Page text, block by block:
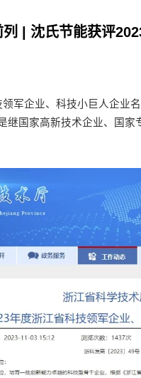
| 沈氏节能获评
军企业、科技小巨人企业
继 国家高新技术企业、 国家